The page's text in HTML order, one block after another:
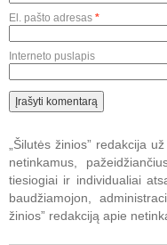
El. pašto adresas *
Interneto puslapis
„Šilutės žinios” redakcija
netinkamus,
tiesiogiai ir individualiai
baudžiamojon,
žinios” redakciją apie